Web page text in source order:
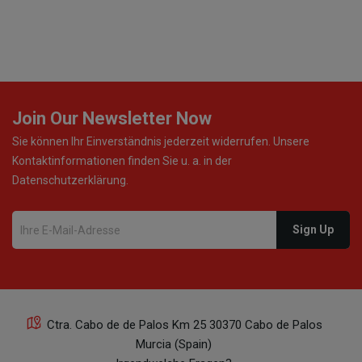
Join Our Newsletter Now
Sie können Ihr Einverständnis jederzeit widerrufen. Unsere
Kontaktinformationen finden Sie u. a. in der
Datenschutzerklärung.
Ctra. Cabo de de Palos Km 25 30370 Cabo de Palos
Murcia (Spain)